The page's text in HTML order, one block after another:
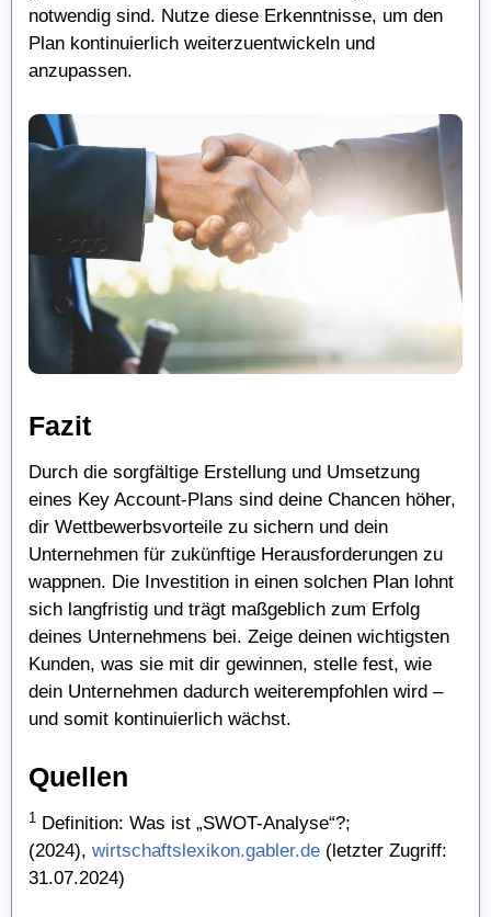
notwendig sind. Nutze diese Erkenntnisse, um den
Plan kontinuierlich weiterzuentwickeln und
anzupassen.
Fazit
Durch die sorgfältige Erstellung und Umsetzung
eines Key Account-Plans sind deine Chancen höher,
dir Wettbewerbsvorteile zu sichern und dein
Unternehmen für zukünftige Herausforderungen zu
wappnen. Die Investition in einen solchen Plan lohnt
sich langfristig und trägt maßgeblich zum Erfolg
deines Unternehmens bei. Zeige deinen wichtigsten
Kunden, was sie mit dir gewinnen, stelle fest, wie
dein Unternehmen dadurch weiterempfohlen wird –
und somit kontinuierlich wächst.
Quellen
1
Definition: Was ist „SWOT-Analyse“?;
(2024), wirtschaftslexikon.gabler.de (letzter Zugriff:
31.07.2024)